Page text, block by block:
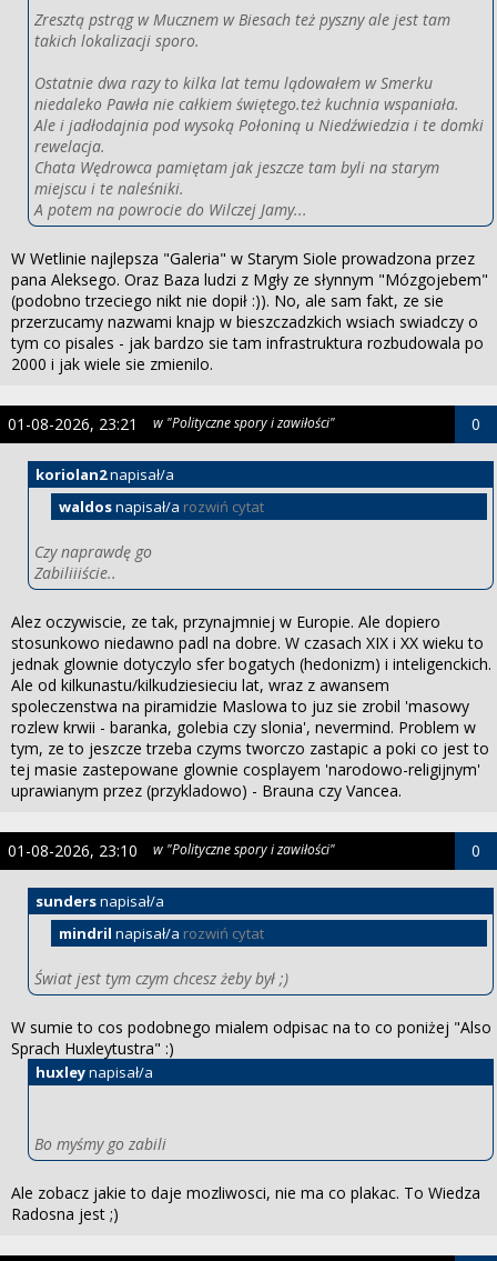
Zresztą pstrąg w Mucznem w Biesach też pyszny ale jest tam
takich lokalizacji sporo.
Ostatnie dwa razy to kilka lat temu lądowałem w Smerku
niedaleko Pawła nie całkiem świętego.też kuchnia wspaniała.
Ale i jadłodajnia pod wysoką Połoniną u Niedźwiedzia i te domki
rewelacja.
Chata Wędrowca pamiętam jak jeszcze tam byli na starym
miejscu i te naleśniki.
A potem na powrocie do Wilczej Jamy...
W Wetlinie najlepsza "Galeria" w Starym Siole prowadzona przez
pana Aleksego. Oraz Baza ludzi z Mgły ze słynnym "Mózgojebem"
(podobno trzeciego nikt nie dopił :)). No, ale sam fakt, ze sie
przerzucamy nazwami knajp w bieszczadzkich wsiach swiadczy o
tym co pisales - jak bardzo sie tam infrastruktura rozbudowala po
2000 i jak wiele sie zmienilo.
koriolan2napisał/a
waldosnapisał/a rozwiń cytat
Czy naprawdę go
Zabiliiiście..
Alez oczywiscie, ze tak, przynajmniej w Europie. Ale dopiero
stosunkowo niedawno padl na dobre. W czasach XIX i XX wieku to
jednak glownie dotyczylo sfer bogatych (hedonizm) i inteligenckich.
Ale od kilkunastu/kilkudziesieciu lat, wraz z awansem
spoleczenstwa na piramidzie Maslowa to juz sie zrobil 'masowy
rozlew krwii - baranka, golebia czy slonia', nevermind. Problem w
tym, ze to jeszcze trzeba czyms tworczo zastapic a poki co jest to
tej masie zastepowane glownie cosplayem 'narodowo-religijnym'
uprawianym przez (przykladowo) - Brauna czy Vancea.
01-08-2026, 23:21 w "Polityczne spory i zawiłości" 0
sundersnapisał/a
mindril napisał/a rozwiń cytat
Świat jest tym czym chcesz żeby był ;)
W sumie to cos podobnego mialem odpisac na to co poniżej "Also
Sprach Huxleytustra" :)
huxleynapisał/a
Bo myśmy go zabili
Ale zobacz jakie to daje mozliwosci, nie ma co plakac. To Wiedza
Radosna jest ;)
01-08-2026, 23:10 w "Polityczne spory i zawiłości" 0